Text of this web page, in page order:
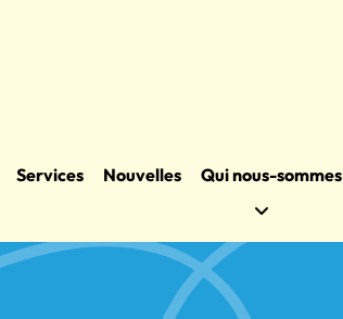
Services Nouvelles Qui nous-sommes